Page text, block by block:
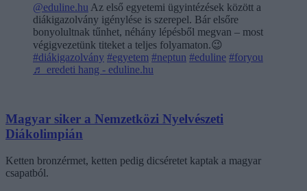
@eduline.hu Az első egyetemi ügyintézések között a
diákigazolvány igénylése is szerepel. Bár elsőre
bonyolultnak tűnhet, néhány lépésből megvan – most
végigvezetünk titeket a teljes folyamaton.😉
#diákigazolvány #egyetem #neptun #eduline #foryou
♬ eredeti hang - eduline.hu
Magyar siker a Nemzetközi Nyelvészeti
Diákolimpián
Ketten bronzérmet, ketten pedig dicséretet kaptak a magyar
csapatból.